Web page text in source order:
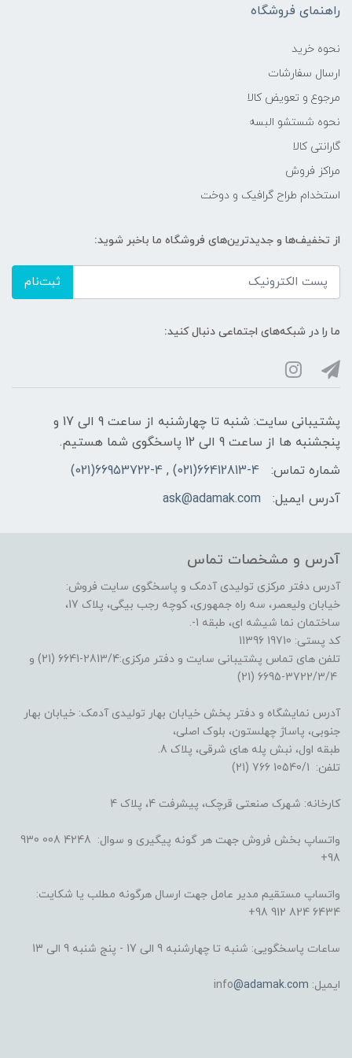
راهنمای فروشگاه
نحوه خرید
ارسال سفارشات
مرجوع و تعویض کالا
نحوه شستشو البسه
گارانتی کالا
مراکز فروش
استخدام طراح گرافیک و دوخت
از تخفیف‌ها و جدیدترین‌های فروشگاه ما باخبر شوید:
ثبت‌نام
ما را در شبکه‌های اجتماعی دنبال کنید:
پشتیبانی سایت: شنبه تا چهارشنبه از ساعت 9 الی 17 و
پنجشنبه ها از ساعت 9 الی 12 پاسخگوی شما هستیم.
شماره تماس:
66412813-4(021) , 66953722-4(021)
آدرس ایمیل:
ask@adamak.com
آدرس و مشخصات تماس
آدرس دفتر مرکزی تولیدی آدمک و پاسخگوی سایت فروش:
خیابان ولیعصر، سه راه جمهوری، کوچه رجب بیگی، پلاک 17،
ساختمان نما شیشه ای، طبقه 1-.
کد پستی: 19710 11396
تلفن های تماس پشتیبانی سایت و دفتر مرکزی:2813/4-6641 (21) و
آدرس نمایشگاه و دفتر پخش خیابان بهار تولیدی آدمک: خیابان بهار
جنوبی، پاساژ چهلستون، بلوک اصلی،
طبقه اول، نبش پله های شرقی، پلاک 8.
تلفن: 10540/1 766 (21)
کارخانه: شهرک صنعتی قرچک، پیشرفت 4، پلاک 4
واتساپ بخش فروش جهت هر گونه پیگیری و سوال: 4248 008 930
98+
واتساپ مستقیم مدیر عامل جهت ارسال هرگونه مطلب یا شکایت:
6434 824 912 98+
ساعات پاسخگویی: شنبه تا چهارشنبه 9 الی 17 - پنج شنبه 9 الی 13
ایمیل: info @adamak.com